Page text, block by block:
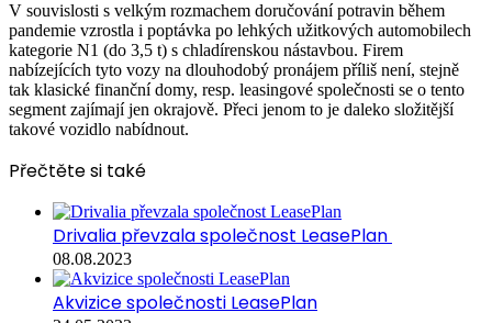
V souvislosti s velkým rozmachem doručování potravin během
pandemie vzrostla i poptávka po lehkých užitkových automobilech
kategorie N1 (do 3,5 t) s chladírenskou nástavbou. Firem
nabízejících tyto vozy na dlouhodobý pronájem příliš není, stejně
tak klasické finanční domy, resp. leasingové společnosti se o tento
segment zajímají jen okrajově. Přeci jenom to je daleko složitější
takové vozidlo nabídnout.
Přečtěte si také
Drivalia převzala společnost LeasePlan
08.08.2023
Akvizice společnosti LeasePlan